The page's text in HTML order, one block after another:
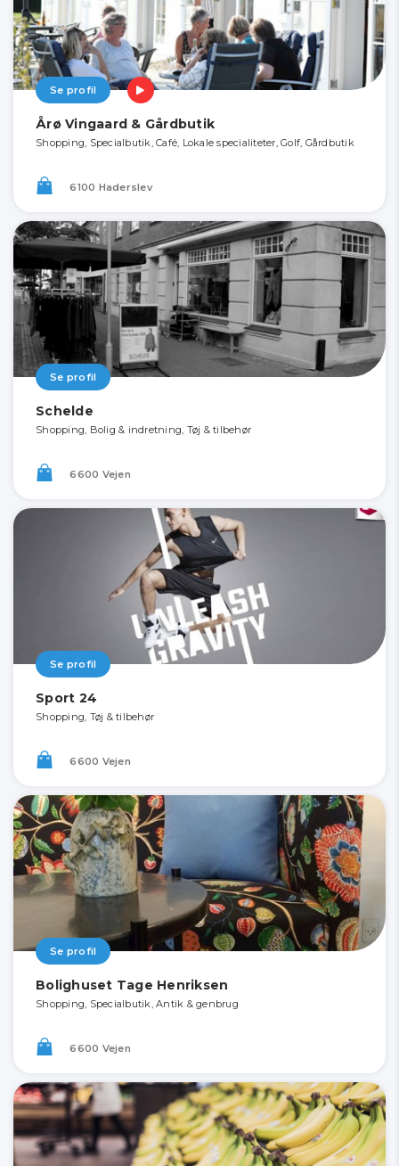
Se profil
Årø Vingaard & Gårdbutik
Shopping, Specialbutik, Café, Lokale specialiteter, Golf, Gårdbutik
6100 Haderslev
Se profil
Schelde
Shopping, Bolig & indretning, Tøj & tilbehør
6600 Vejen
Se profil
Sport 24
Shopping, Tøj & tilbehør
6600 Vejen
Se profil
Bolighuset Tage Henriksen
Shopping, Specialbutik, Antik & genbrug
6600 Vejen